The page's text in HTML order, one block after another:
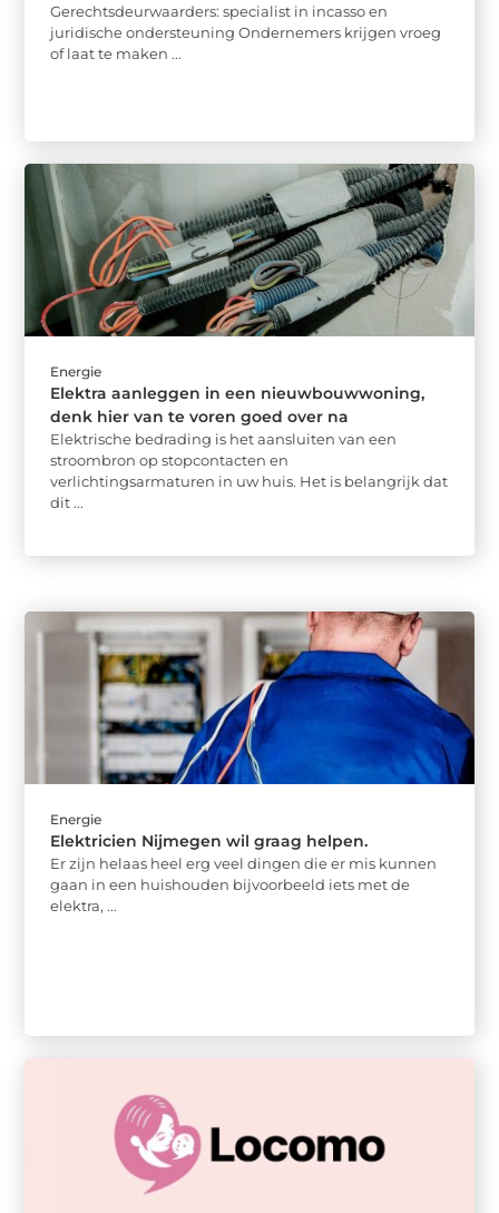
Gerechtsdeurwaarders: specialist in incasso en
juridische ondersteuning Ondernemers krijgen vroeg
of laat te maken ...
Energie
Elektra aanleggen in een nieuwbouwwoning,
denk hier van te voren goed over na
Elektrische bedrading is het aansluiten van een
stroombron op stopcontacten en
verlichtingsarmaturen in uw huis. Het is belangrijk dat
dit ...
Energie
Elektricien Nijmegen wil graag helpen.
Er zijn helaas heel erg veel dingen die er mis kunnen
gaan in een huishouden bijvoorbeeld iets met de
elektra, ...